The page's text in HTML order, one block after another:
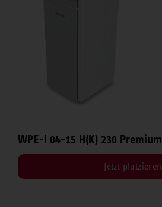
WPE-I 04-15 H(K) 230 Premium
Jetzt platzieren